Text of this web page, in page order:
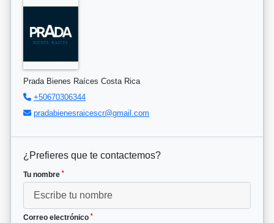
Prada Bienes Raíces Costa Rica
+50670306344
pradabienesraicescr@gmail.com
¿Prefieres que te contactemos?
Tu nombre *
Correo electrónico *